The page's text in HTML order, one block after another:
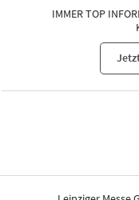
Felix Gass (PSL |
Lars O. Zirpins
IMMER TOP